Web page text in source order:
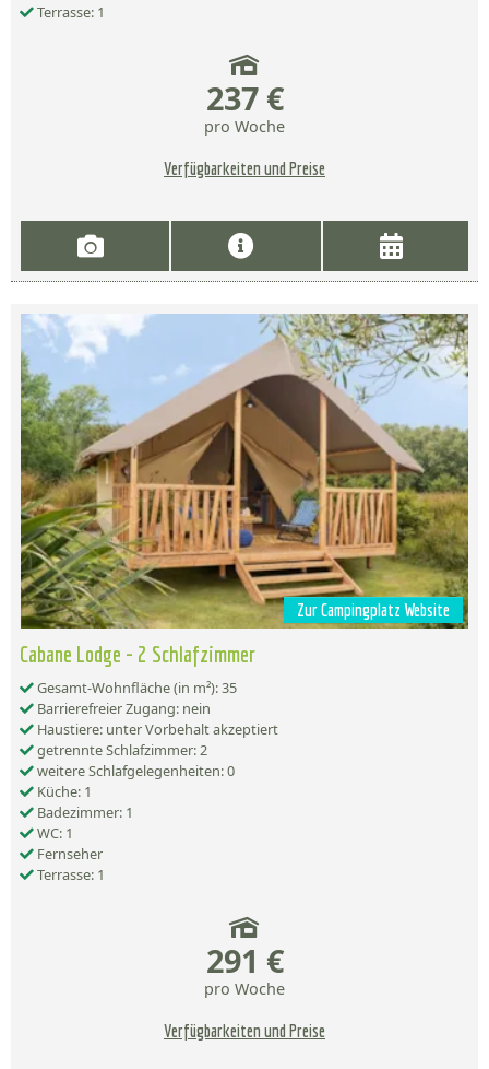
Terrasse: 1
237 €
pro Woche
Verfügbarkeiten und Preise
Zur Campingplatz Website
Cabane Lodge - 2 Schlafzimmer
Gesamt-Wohnfläche (in m²): 35
Barrierefreier Zugang: nein
Haustiere: unter Vorbehalt akzeptiert
getrennte Schlafzimmer: 2
weitere Schlafgelegenheiten: 0
Küche: 1
Badezimmer: 1
WC: 1
Fernseher
Terrasse: 1
291 €
pro Woche
Verfügbarkeiten und Preise